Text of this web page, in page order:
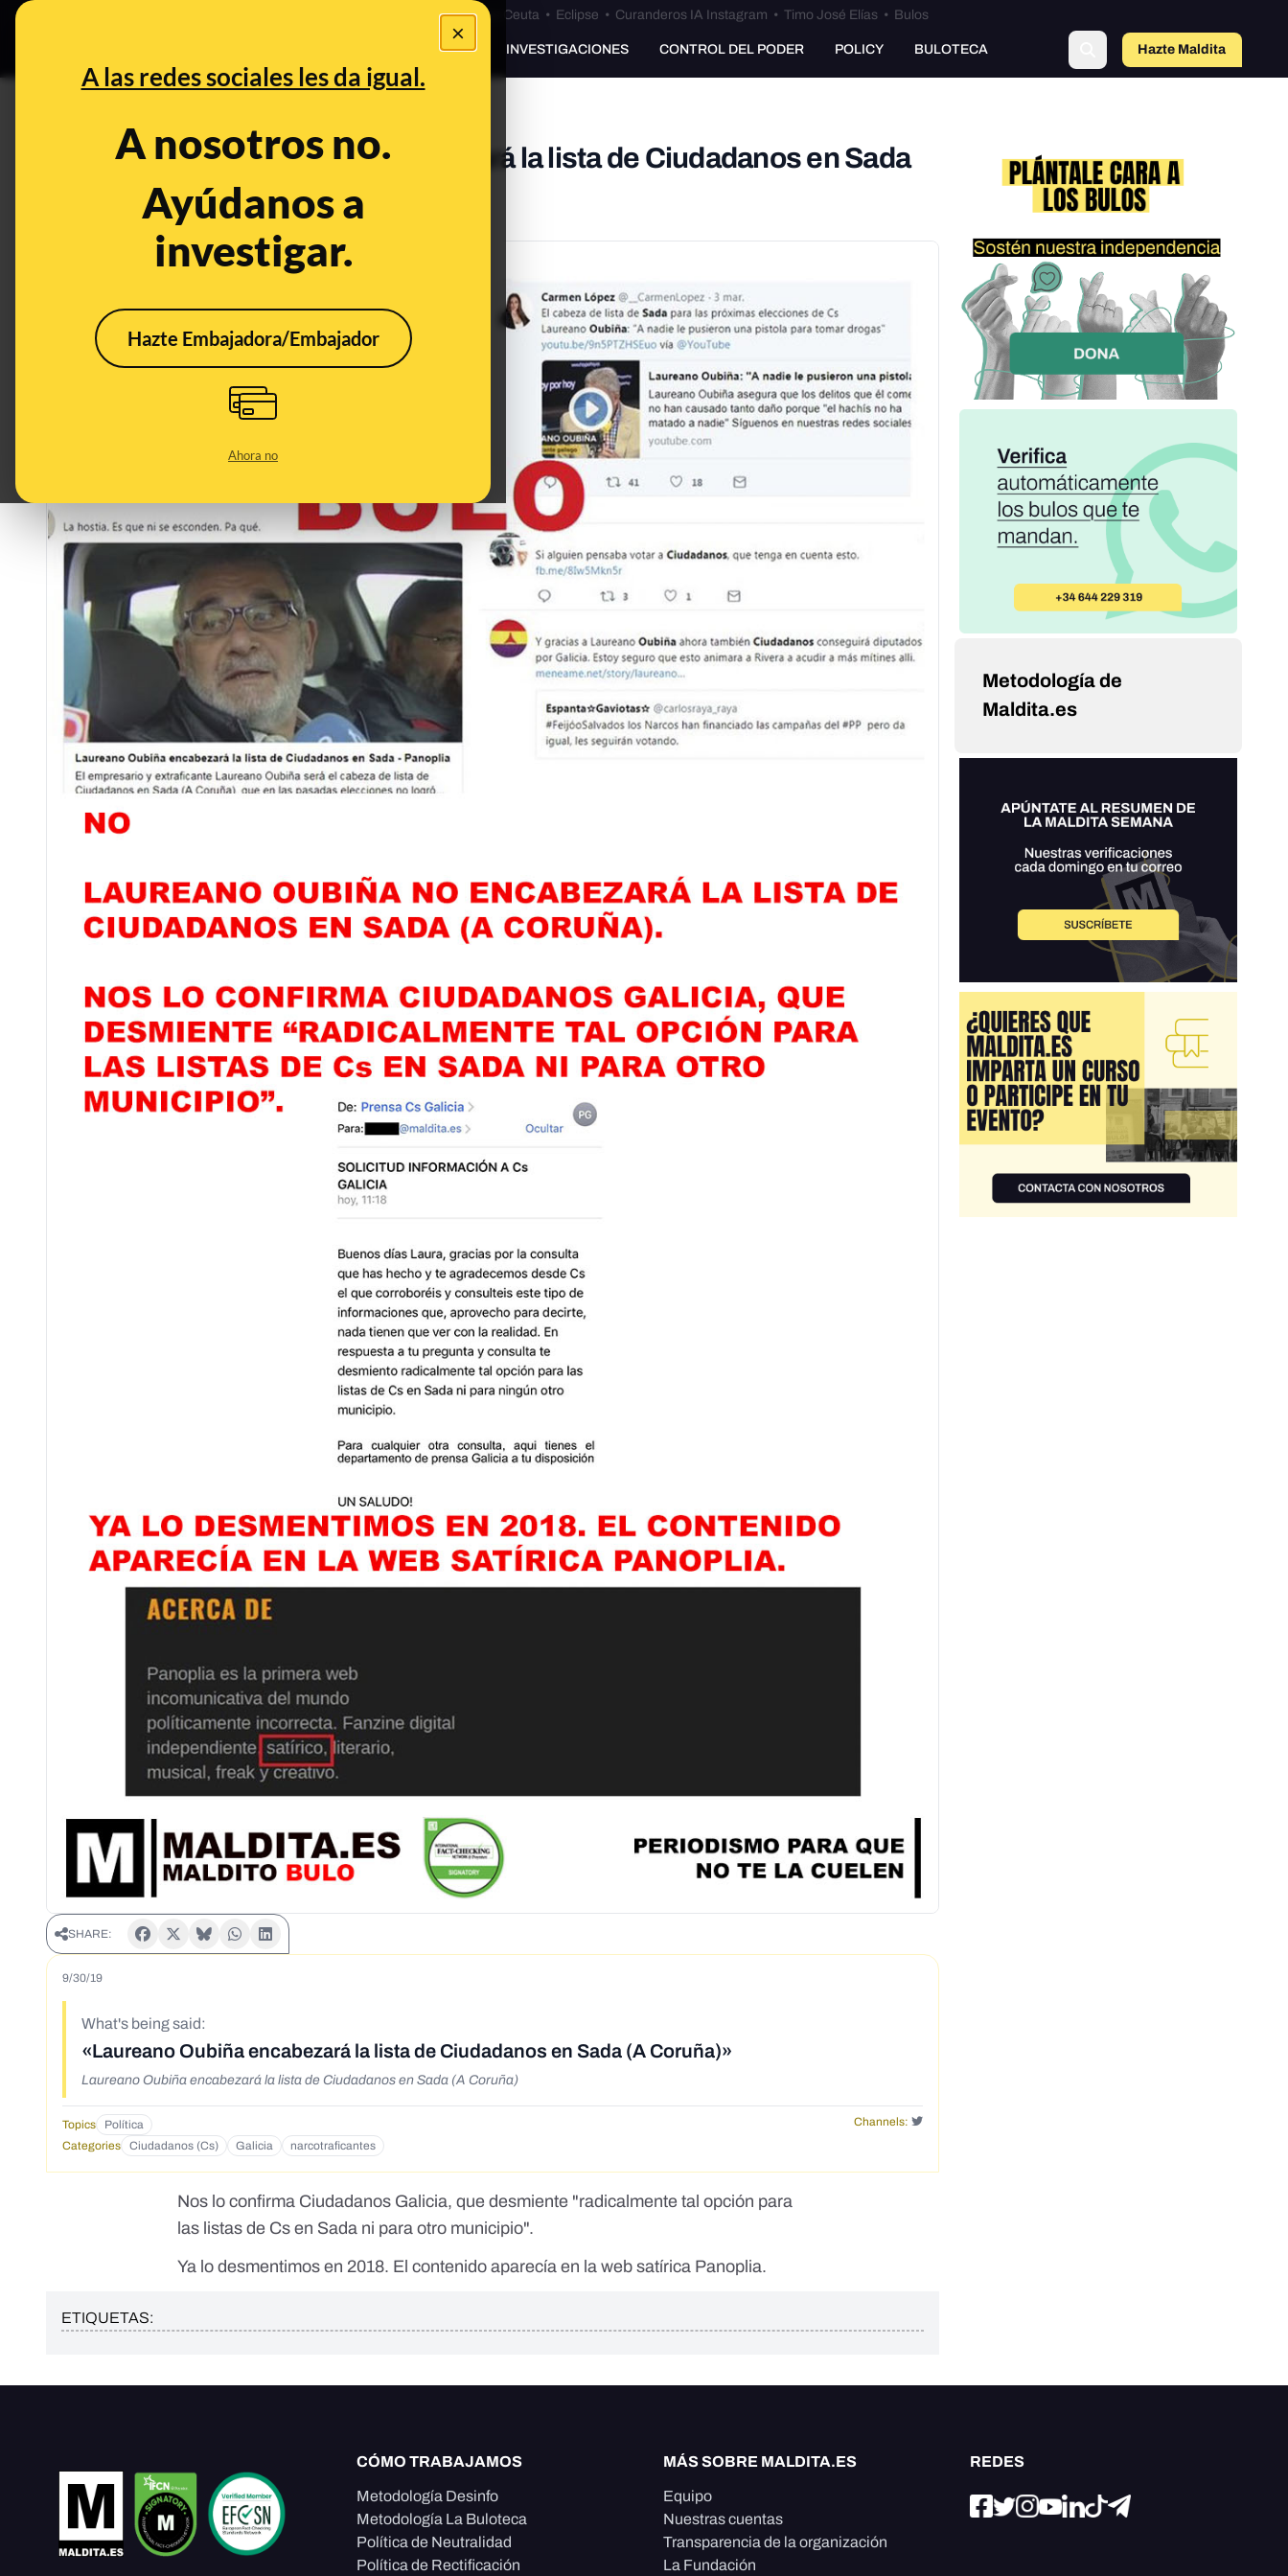
×
A las redes sociales les da igual.
A nosotros no.
Ayúdanos a
investigar.
Hazte Embajadora/Embajador
Ahora no
Especial Ceuta•Bulos Ceuta • Eclipse • Curanderos IA Instagram • Timo José Elías • Bulos
PREBUNKING INVESTIGACIONES CONTROL DEL PODER POLICY BULOTECA Hazte Maldito
a
No, Laureano Oubiña no encabezará la lista de Ciudadanos en Sada
(A Coruña)
Mar 11, 2019, 4:18:00 PM
SHARE:
9/30/19
What's being said:
«Laureano Oubiña encabezará la lista de Ciudadanos en Sada (A Coruña)»
Laureano Oubiña encabezará la lista de Ciudadanos en Sada (A Coruña)
Topics Política
Channels:
Categories
Ciudadanos (Cs) Galicia narcotraficantes
Nos lo confirma Ciudadanos Galicia, que desmiente "radicalmente tal opción para
las listas de Cs en Sada ni para otro municipio".
Ya lo desmentimos en 2018. El contenido aparecía en la web satírica Panoplia.
ETIQUETAS:
Metodología de
Maldita.es
CÓMO TRABAJAMOS
Metodología Desinfo
Metodología La Buloteca
Política de Neutralidad
Política de Rectificación
MÁS SOBRE MALDITA.ES
Equipo
Nuestras cuentas
Transparencia de la organización
La Fundación
REDES